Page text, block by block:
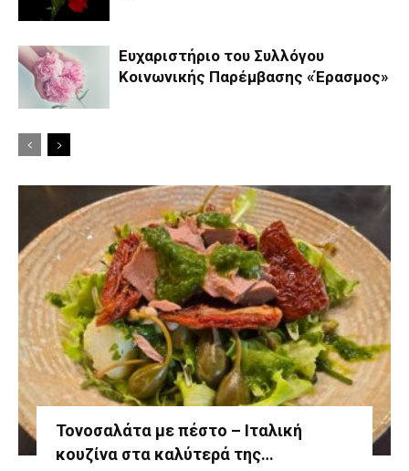
Ευχαριστήριο του Συλλόγου
Κοινωνικής Παρέμβασης «Έρασμος»
Τονοσαλάτα με πέστο – Ιταλική
κουζίνα στα καλύτερά της…